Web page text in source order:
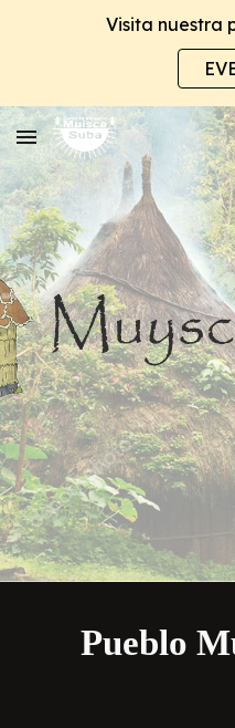
Visita nuestra
Pueblo